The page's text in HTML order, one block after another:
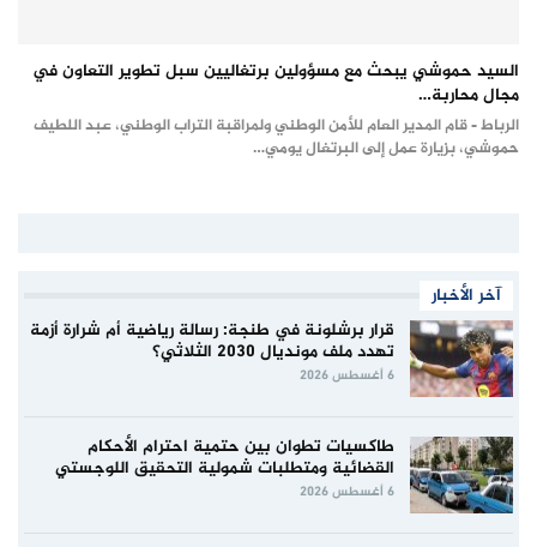
السيد حموشي يبحث مع مسؤولين برتغاليين سبل تطوير التعاون في
مجال محاربة…
الرباط - قام المدير العام للأمن الوطني ولمراقبة التراب الوطني، عبد اللطيف
حموشي، بزيارة عمل إلى البرتغال يومي…
آخر الأخبار
قرار برشلونة في طنجة: رسالة رياضية أم شرارة أزمة
تهدد ملف مونديال 2030 الثلاثي؟
6 أغسطس 2026
طاكسيات تطوان بين حتمية احترام الأحكام
القضائية ومتطلبات شمولية التحقيق اللوجستي
6 أغسطس 2026